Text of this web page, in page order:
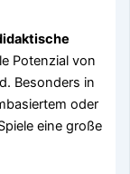
Potenzial von
Besonders in
oder
eine große